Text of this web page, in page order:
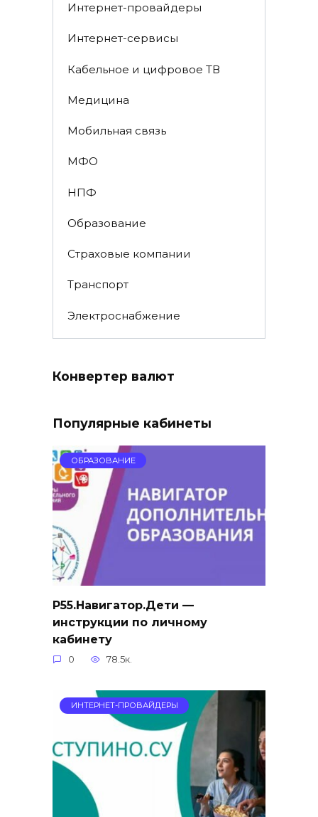
Интернет-провайдеры
Интернет-сервисы
Кабельное и цифровое ТВ
Медицина
Мобильная связь
МФО
НПФ
Образование
Страховые компании
Транспорт
Электроснабжение
Конвертер валют
Популярные кабинеты
ОБРАЗОВАНИЕ
Р55.Навигатор.Дети —
инструкции по личному
кабинету
0 78.5к.
ИНТЕРНЕТ-ПРОВАЙДЕРЫ